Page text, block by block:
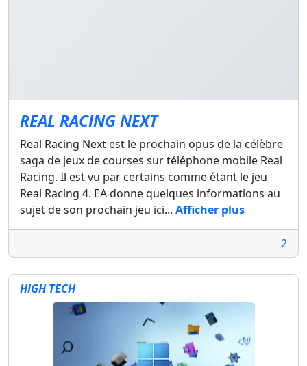
REAL RACING NEXT
Real Racing Next est le prochain opus de la célèbre
saga de jeux de courses sur téléphone mobile Real
Racing. Il est vu par certains comme étant le jeu
Real Racing 4. EA donne quelques informations au
sujet de son prochain jeu ici... Afficher plus
2
HIGH TECH